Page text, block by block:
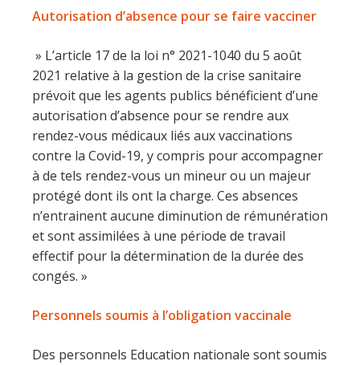
Autorisation d’absence pour se faire vacciner
» L’article 17 de la loi n° 2021-1040 du 5 août
2021 relative à la gestion de la crise sanitaire
prévoit que les agents publics bénéficient d’une
autorisation d’absence pour se rendre aux
rendez-vous médicaux liés aux vaccinations
contre la Covid-19, y compris pour accompagner
à de tels rendez-vous un mineur ou un majeur
protégé dont ils ont la charge. Ces absences
n’entrainent aucune diminution de rémunération
et sont assimilées à une période de travail
effectif pour la détermination de la durée des
congés. »
Personnels soumis à l’obligation vaccinale
Des personnels Education nationale sont soumis